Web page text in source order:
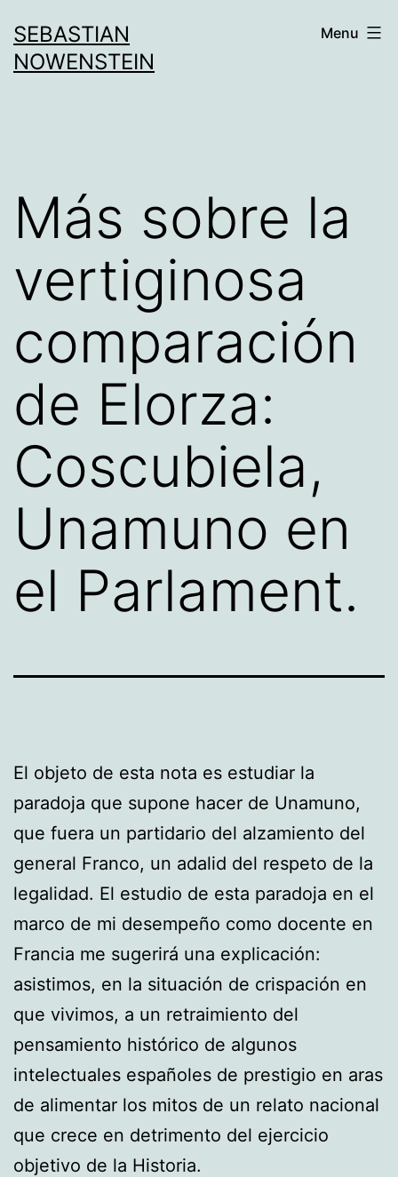
au
contenu
SEBASTIAN
NOWENSTEIN
Menu
Más sobre la
vertiginosa
comparación
de Elorza:
Coscubiela,
Unamuno en
el Parlament.
El objeto de esta nota es estudiar la
paradoja que supone hacer de Unamuno,
que fuera un partidario del alzamiento del
general Franco, un adalid del respeto de la
legalidad. El estudio de esta paradoja en el
marco de mi desempeño como docente en
Francia me sugerirá una explicación:
asistimos, en la situación de crispación en
que vivimos, a un retraimiento del
pensamiento histórico de algunos
intelectuales españoles de prestigio en aras
de alimentar los mitos de un relato nacional
que crece en detrimento del ejercicio
objetivo de la Historia.